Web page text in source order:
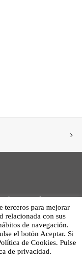
reservados
· Diseño:
terceros para mejorar
relacionada con sus
de navegación.
el botón Aceptar. Si
de Cookies. Pulse
de privacidad.